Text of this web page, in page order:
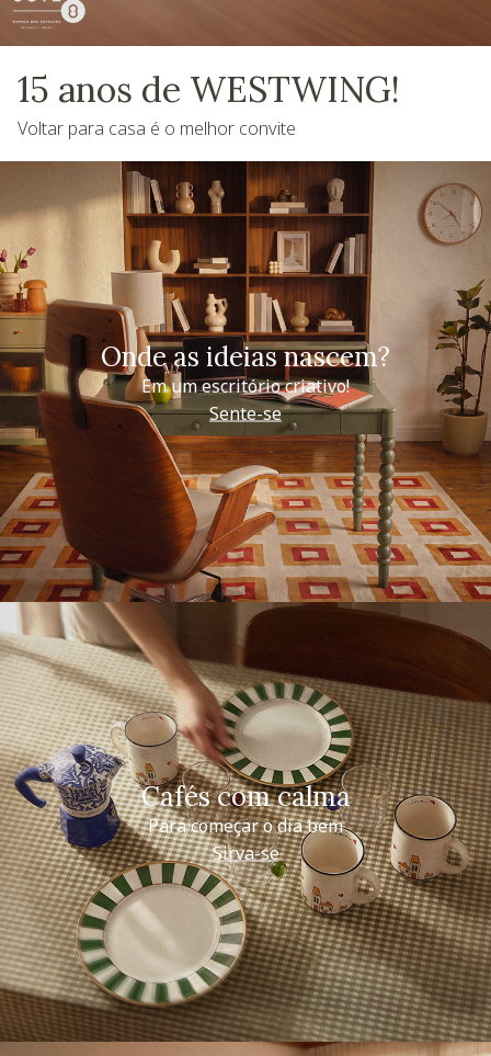
15 anos de WESTWING!
Voltar para casa é o melhor convite
Onde as ideias nascem?
Em um escritório criativo!
Sente-se
Cafés com calma
Para começar o dia bem
Sirva-se